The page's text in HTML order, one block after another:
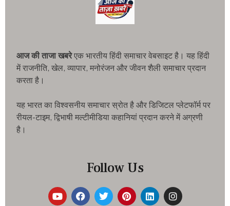
आज की ताजा खबरेएक भारतीय हिंदी समाचार वेबसाइट है। यह हिंदी
में राजनीति, खेल, व्यापार, मनोरंजन और जीवन शैली समाचार प्रदान
करता है।
यह भारत का विश्वसनीय समाचार स्रोत है और डिजिटल प्लेटफॉर्म पर
रीयल-टाइम, द्विभाषी मल्टीमीडिया कहानियां प्रदान करने में अग्रणी
है।
Follow Us